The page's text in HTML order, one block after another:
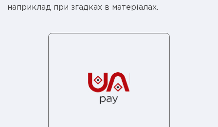
наприклад при згадках в матеріалах.